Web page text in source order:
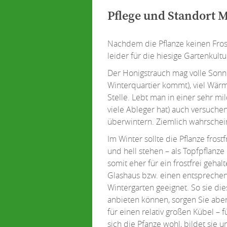
Pflege und Standort
Nachdem die Pflanze keinen
leider für die hiesige
Der Honigstrauch mag volle
Winterquartier kommt), viel
Stelle. Lebt man in einer sehr
viele Ableger hat) auch
überwintern. Ziemlich
Im Winter sollte die Pflanze
und hell stehen – als Topfpflanze
somit eher für ein frostfrei
Glashaus bzw. einen
Wintergarten geeignet. So sie
anbieten können, sorgen Sie
für einen relativ großen Kübel –
sich die Pfanze wohl, bildet sie